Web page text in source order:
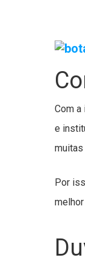
Com
e
Por